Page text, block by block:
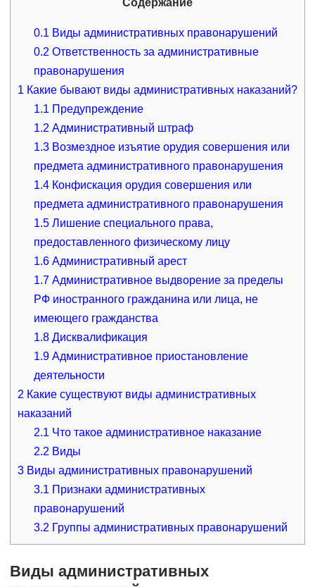
0.1 Виды административных правонарушений
0.2 Ответственность за административные
правонарушения
1 Какие бывают виды административных наказаний?
1.1 Предупреждение
1.2 Административный штраф
1.3 Возмездное изъятие орудия совершения или
предмета административного правонарушения
1.4 Конфискация орудия совершения или
предмета административного правонарушения
1.5 Лишение специального права,
предоставленного физическому лицу
1.6 Административный арест
1.7 Административное выдворение за пределы
РФ иностранного гражданина или лица, не
имеющего гражданства
1.8 Дисквалификация
1.9 Административное приостановление
деятельности
2 Какие существуют виды административных
наказаний
2.1 Что такое административное наказание
2.2 Виды
3Виды административных правонарушений
3.1 Признаки административных
правонарушений
3.2 Группы административных правонарушений
Виды административных